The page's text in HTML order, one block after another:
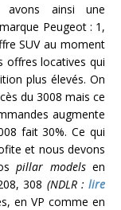
avons ainsi une
Peugeot : 1,
SUV au moment
offres locatives qui
plus élevés. On
du 3008 mais ce
augmente
fait 30%. Ce qui
et nous devons
pillar modelsen
308 (NDLR :lire
en VP comme en